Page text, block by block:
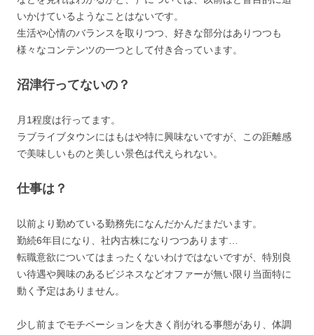
いかけているようなことはないです。
生活や心情のバランスを取りつつ、好きな部分はありつつも
様々なコンテンツの一つとして付き合っています。
沼津行ってないの？
月1程度は行ってます。
ラブライブタウンにはもはや特に興味ないですが、この距離感
で美味しいものと美しい景色は代えられない。
仕事は？
以前より勤めている勤務先になんだかんだまだいます。
勤続6年目になり、社内古株になりつつあります…
転職意欲についてはまったくないわけではないですが、特別良
い待遇や興味のあるビジネスなどオファーが無い限り当面特に
動く予定はありません。
少し前までモチベーションを大きく削がれる事態があり、体調